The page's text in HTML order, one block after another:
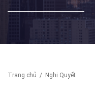
Trang chủ / Nghị Quyết